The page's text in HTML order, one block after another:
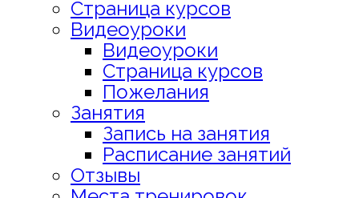
Страница курсов
Видеоуроки
Видеоуроки
Страница курсов
Пожелания
Занятия
Запись на занятия
Расписание занятий
Отзывы